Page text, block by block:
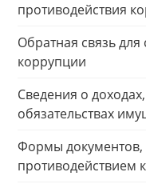
противодействия
Обратная связь
коррупции
Сведения о
обязательствах
Формы документов,
противодействием